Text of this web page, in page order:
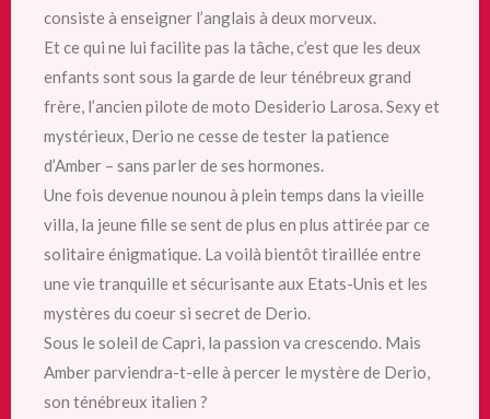
consiste à enseigner l’anglais à deux morveux.
Et ce qui ne lui facilite pas la tâche, c’est que les deux
enfants sont sous la garde de leur ténébreux grand
frère, l’ancien pilote de moto Desiderio Larosa. Sexy et
mystérieux, Derio ne cesse de tester la patience
d’Amber – sans parler de ses hormones.
Une fois devenue nounou à plein temps dans la vieille
villa, la jeune fille se sent de plus en plus attirée par ce
solitaire énigmatique. La voilà bientôt tiraillée entre
une vie tranquille et sécurisante aux Etats-Unis et les
mystères du coeur si secret de Derio.
Sous le soleil de Capri, la passion va crescendo. Mais
Amber parviendra-t-elle à percer le mystère de Derio,
son ténébreux italien ?